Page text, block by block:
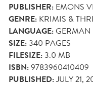
PUBLISHER: EMONS
GENRE: KRIMIS &
LANGUAGE:GERMAN
SIZE:340 PAGES
FILESIZE:3.0 MB
ISBN:9783960410409
PUBLISHED:JULY 21,